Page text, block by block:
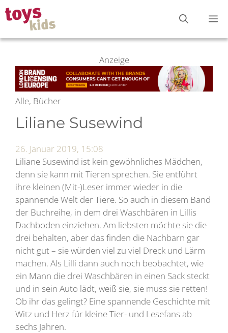
Zum
Inhalt
springen
Anzeige
Alle, Bücher
Liliane Susewind
26. Januar 2019, 15:08
Liliane Susewind ist kein gewöhnliches Mädchen,
denn sie kann mit Tieren sprechen. Sie entführt
ihre kleinen (Mit-)Leser immer wieder in die
spannende Welt der Tiere. So auch in diesem Band
der Buchreihe, in dem drei Waschbären in Lillis
Dachboden einziehen. Am liebsten möchte sie die
drei behalten, aber das finden die Nachbarn gar
nicht gut – sie würden viel zu viel Dreck und Lärm
machen. Als Lilli dann auch noch beobachtet, wie
ein Mann die drei Waschbären in einen Sack steckt
und in sein Auto lädt, weiß sie, sie muss sie retten!
Ob ihr das gelingt? Eine spannende Geschichte mit
Witz und Herz für kleine Tier- und Lesefans ab
sechs Jahren.